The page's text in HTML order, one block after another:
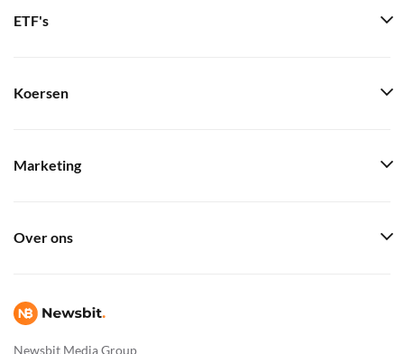
Newsbit Media Group
ETF's
Koersen
Marketing
Over ons